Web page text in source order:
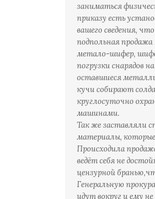
заниматься
приказу есть
вашего сведения,
подпольная
метало-шифер,
погрузки снарядов
оставшиеся
кучи собирают
круглосуточно
машинами.
Так же заставляли
материалы, которые
Происходила
ведёт себя не
цензурной
Генеральную
идут вокруг и ему не